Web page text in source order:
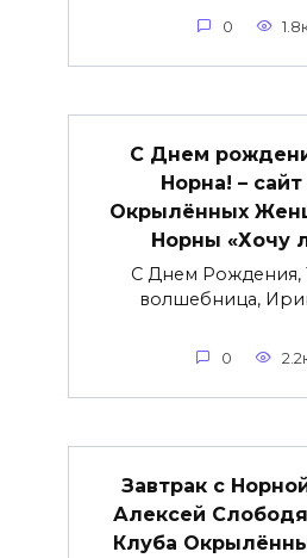
0
С Днем
Норна! –
Окрылённых
Норны «Хочу
С Днем Рождения,
волшебница,
0
Завтрак с
Алексей
Клуба